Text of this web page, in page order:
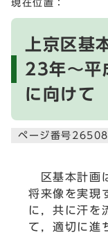
現在位置：
上京区
23年～平
に向けて
ページ番号
区基本計画
将来像を実現
に，共に汗を
て，適切に進